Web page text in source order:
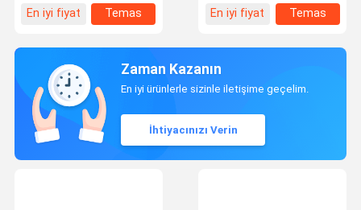
En iyi fiyat
Temas
En iyi fiyat
Temas
Zaman Kazanın
En iyi ürünlerle sizinle iletişime geçelim.
İhtiyacınızı Verin